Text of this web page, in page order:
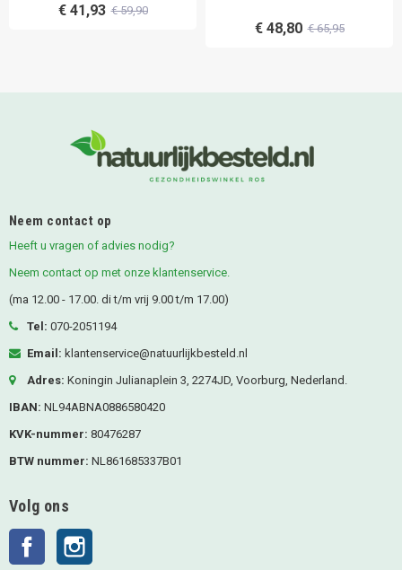
€ 41,93 € 59,90
€ 48,80 € 65,95
Neem contact op
Heeft u vragen of advies nodig?
Neem contact op met onze klantenservice.
(ma 12.00 - 17.00. di t/m vrij 9.00 t/m 17.00)
Tel: 070-2051194
Email: klantenservice@natuurlijkbesteld.nl
Adres: Koningin Julianaplein 3, 2274JD, Voorburg, Nederland.
IBAN: NL94ABNA0886580420
KVK-nummer: 80476287
BTW nummer: NL861685337B01
Volg ons
Facebook